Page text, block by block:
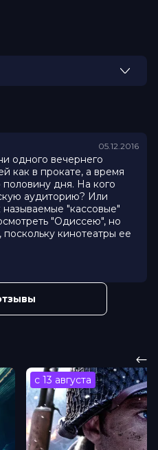
проект современного
Его экспедиции
путешествие
Мечтатель.
Кусто: его корабль,
Одиссея.
709 голосов)
Пьер Нинэ, Одри
Хол, Хлоя Хиршман, Адам
Натали Гастальдо,
Лорен Тернер, Жан-
05.12.2016
одного вечернего
как в прокате, а время
дня. На кого
аудиторию? Или
называемые "кассовые"
"Одиссею", но
кинотеатры ее
с 13 августа